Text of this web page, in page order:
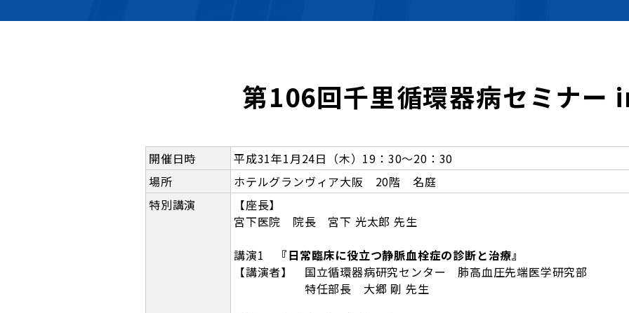
第106回千里循環器病セミナー
開催日時
平成31年1月24日（木）19：30～20：30
場所
ホテルグランヴィア大阪 20階 名庭
特別講演
【座長】
宮下医院 院長 宮下 光太郎 先生
講演1
『日常臨床に役立つ静脈血栓症の診断と治療』
【講演者】 国立循環器病研究センター 肺高血圧先端医学研究部
特任部長 大郷 剛 先生